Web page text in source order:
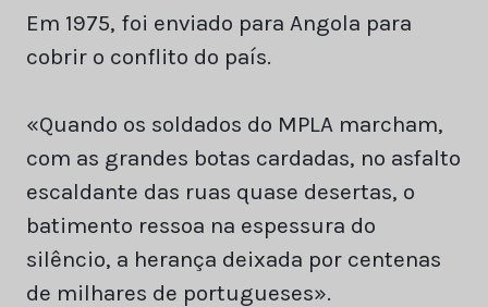
Em 1975, foi enviado para Angola para
cobrir o conflito do país.
«Quando os soldados do MPLA marcham,
com as grandes botas cardadas, no asfalto
escaldante das ruas quase desertas, o
batimento ressoa na espessura do
silêncio, a herança deixada por centenas
de milhares de portugueses».